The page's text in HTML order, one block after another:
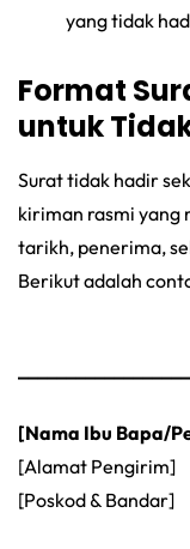
yang tidak
Format
untuk
Surat tidak hadir
kiriman rasmi yang
tarikh, penerima,
Berikut adalah
[Nama Ibu Bapa/
[Alamat Pengirim]
[Poskod & Bandar]